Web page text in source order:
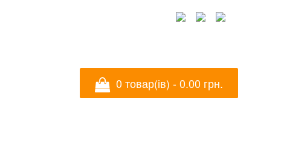
0 товар(ів) - ‎0.00 грн.